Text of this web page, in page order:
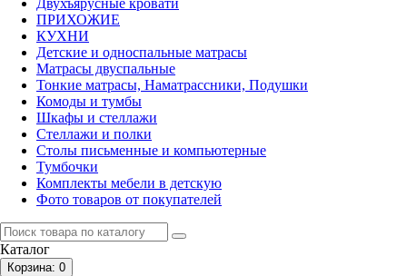
Двухъярусные кровати
ПРИХОЖИЕ
КУХНИ
Детские и односпальные матрасы
Матрасы двуспальные
Тонкие матрасы, Наматрассники, Подушки
Комоды и тумбы
Шкафы и стеллажи
Стеллажи и полки
Столы письменные и компьютерные
Тумбочки
Комплекты мебели в детскую
Фото товаров от покупателей
Каталог
Корзина: 0